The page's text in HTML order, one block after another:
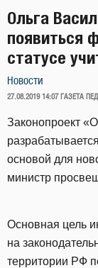
Ольга
появиться
статусе
Новости
ОПУБЛИКОВАНО
27.08.2019 14:07 ГАЗЕТА
Законопроект
основой для
министр
Основная цель
на
территории РФ